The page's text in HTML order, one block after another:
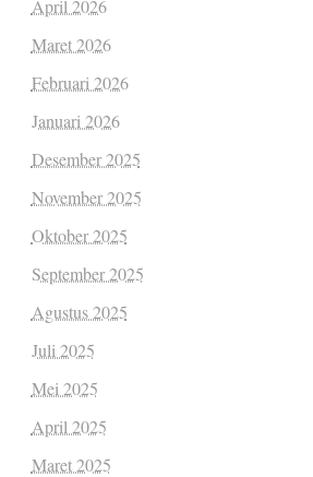
April 2026
Maret 2026
Februari 2026
Januari 2026
Desember 2025
November 2025
Oktober 2025
September 2025
Agustus 2025
Juli 2025
Mei 2025
April 2025
Maret 2025